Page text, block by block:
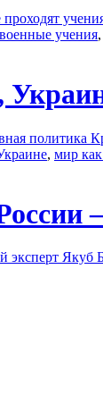
военные учения,
политика
, мир
эксперт Якуб